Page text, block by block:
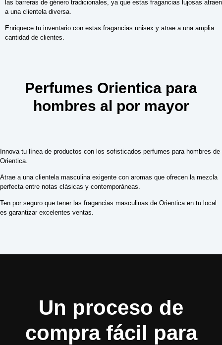
las barreras de género tradicionales, ya que estas fragancias lujosas atraen
a una clientela diversa.
Enriquece tu inventario con estas fragancias unisex y atrae a una amplia
cantidad de clientes.
Perfumes Orientica para
hombres al por mayor
Innova tu línea de productos con los sofisticados perfumes para hombres de
Orientica.
Atrae a una clientela masculina exigente con aromas que ofrecen la mezcla
perfecta entre notas clásicas y contemporáneas.
Ten por seguro que tener las fragancias masculinas de Orientica en tu local
es garantizar excelentes ventas.
Un proceso de
compra fácil para